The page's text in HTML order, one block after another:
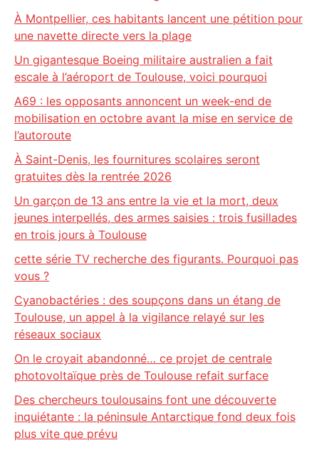
À Montpellier, ces habitants lancent une pétition pour
une navette directe vers la plage
Un gigantesque Boeing militaire australien a fait
escale à l’aéroport de Toulouse, voici pourquoi
A69 : les opposants annoncent un week-end de
mobilisation en octobre avant la mise en service de
l’autoroute
À Saint-Denis, les fournitures scolaires seront
gratuites dès la rentrée 2026
Un garçon de 13 ans entre la vie et la mort, deux
jeunes interpellés, des armes saisies : trois fusillades
en trois jours à Toulouse
cette série TV recherche des figurants. Pourquoi pas
vous ?
Cyanobactéries : des soupçons dans un étang de
Toulouse, un appel à la vigilance relayé sur les
réseaux sociaux
On le croyait abandonné… ce projet de centrale
photovoltaïque près de Toulouse refait surface
Des chercheurs toulousains font une découverte
inquiétante : la péninsule Antarctique fond deux fois
plus vite que prévu